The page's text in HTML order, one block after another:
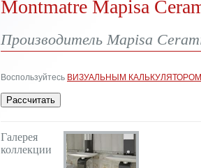
Montmatre Mapisa
Производитель Mapisa
Воспользуйтесь ВИЗУАЛЬНЫМ КАЛЬКУЛЯТОРОМ
Галерея
коллекции